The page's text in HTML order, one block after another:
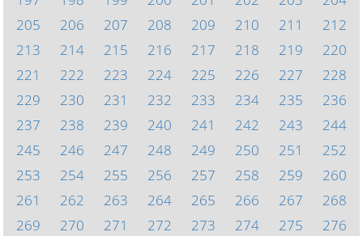
205
206 207 208 209 210 211
212
213
214 215 216 217 218 219
220
221
222 223 224 225 226 227
228
229
230 231 232 233 234 235
236
237
238 239 240 241 242 243
244
245
246 247 248 249 250 251
252
253
254 255 256 257 258 259
260
261
262 263 264 265 266 267
268
269
270 271 272 273 274 275
276